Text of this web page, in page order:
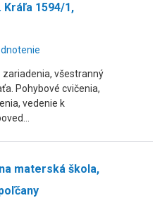
1594/1,
všestranný
Pohybové cvičenia,
vedenie k
materská škola,